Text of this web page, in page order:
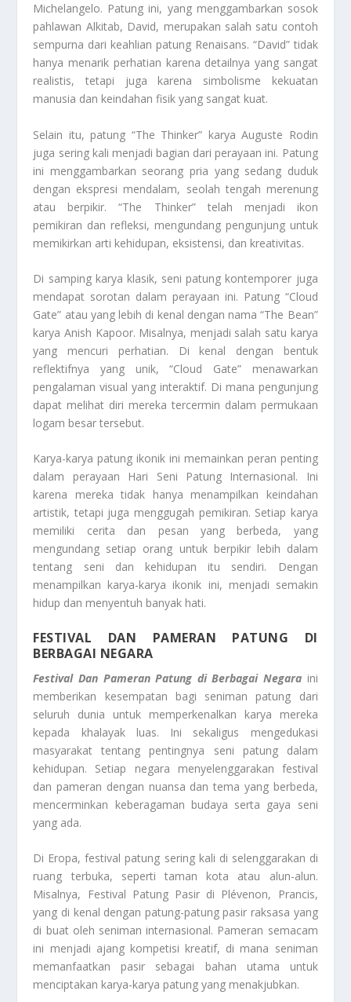
Michelangelo. Patung ini, yang menggambarkan sosok
pahlawan Alkitab, David, merupakan salah satu contoh
sempurna dari keahlian patung Renaisans. “David” tidak
hanya menarik perhatian karena detailnya yang sangat
realistis, tetapi juga karena simbolisme kekuatan
manusia dan keindahan fisik yang sangat kuat.
Selain itu, patung “The Thinker” karya Auguste Rodin
juga sering kali menjadi bagian dari perayaan ini. Patung
ini menggambarkan seorang pria yang sedang duduk
dengan ekspresi mendalam, seolah tengah merenung
atau berpikir. “The Thinker” telah menjadi ikon
pemikiran dan refleksi, mengundang pengunjung untuk
memikirkan arti kehidupan, eksistensi, dan kreativitas.
Di samping karya klasik, seni patung kontemporer juga
mendapat sorotan dalam perayaan ini. Patung “Cloud
Gate” atau yang lebih di kenal dengan nama “The Bean”
karya Anish Kapoor. Misalnya, menjadi salah satu karya
yang mencuri perhatian. Di kenal dengan bentuk
reflektifnya yang unik, “Cloud Gate” menawarkan
pengalaman visual yang interaktif. Di mana pengunjung
dapat melihat diri mereka tercermin dalam permukaan
logam besar tersebut.
Karya-karya patung ikonik ini memainkan peran penting
dalam perayaan Hari Seni Patung Internasional. Ini
karena mereka tidak hanya menampilkan keindahan
artistik, tetapi juga menggugah pemikiran. Setiap karya
memiliki cerita dan pesan yang berbeda, yang
mengundang setiap orang untuk berpikir lebih dalam
tentang seni dan kehidupan itu sendiri. Dengan
menampilkan karya-karya ikonik ini, menjadi semakin
hidup dan menyentuh banyak hati.
FESTIVAL DAN PAMERAN PATUNG DI
BERBAGAI NEGARA
Festival Dan Pameran Patung di Berbagai Negara ini
memberikan kesempatan bagi seniman patung dari
seluruh dunia untuk memperkenalkan karya mereka
kepada khalayak luas. Ini sekaligus mengedukasi
masyarakat tentang pentingnya seni patung dalam
kehidupan. Setiap negara menyelenggarakan festival
dan pameran dengan nuansa dan tema yang berbeda,
mencerminkan keberagaman budaya serta gaya seni
yang ada.
Di Eropa, festival patung sering kali di selenggarakan di
ruang terbuka, seperti taman kota atau alun-alun.
Misalnya, Festival Patung Pasir di Plévenon, Prancis,
yang di kenal dengan patung-patung pasir raksasa yang
di buat oleh seniman internasional. Pameran semacam
ini menjadi ajang kompetisi kreatif, di mana seniman
memanfaatkan pasir sebagai bahan utama untuk
menciptakan karya-karya patung yang menakjubkan.